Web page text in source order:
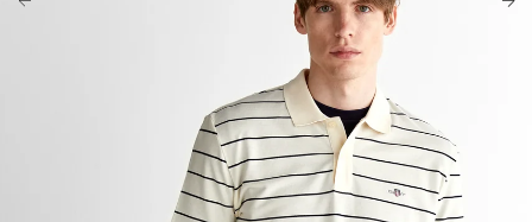
Otwórz
media
galerii